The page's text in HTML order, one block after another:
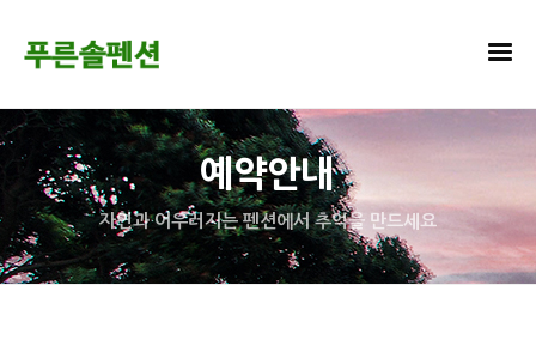
예약안내
자연과 어우러지는 펜션에서 추억을 만드세요